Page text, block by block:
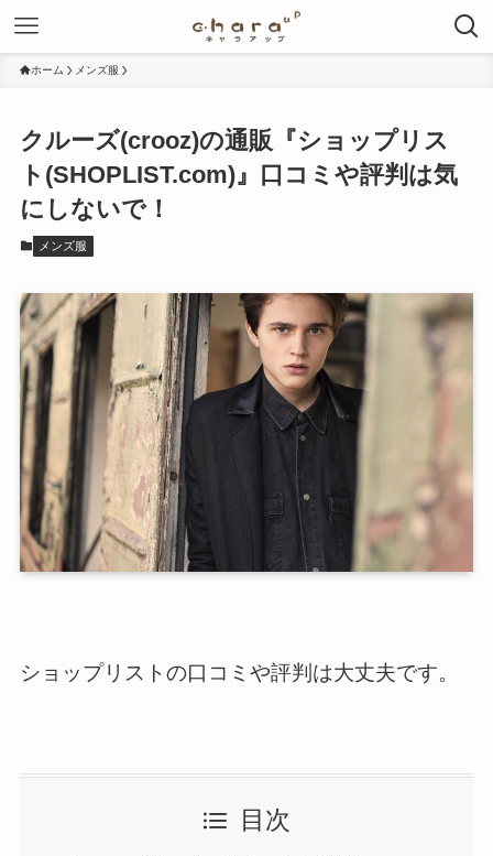
ホーム メンズ服
クルーズ(crooz)の通販『ショップリス
ト(SHOPLIST.com)』口コミや評判は気
にしないで！
メンズ服
ショップリストの口コミや評判は大丈夫です。
目次